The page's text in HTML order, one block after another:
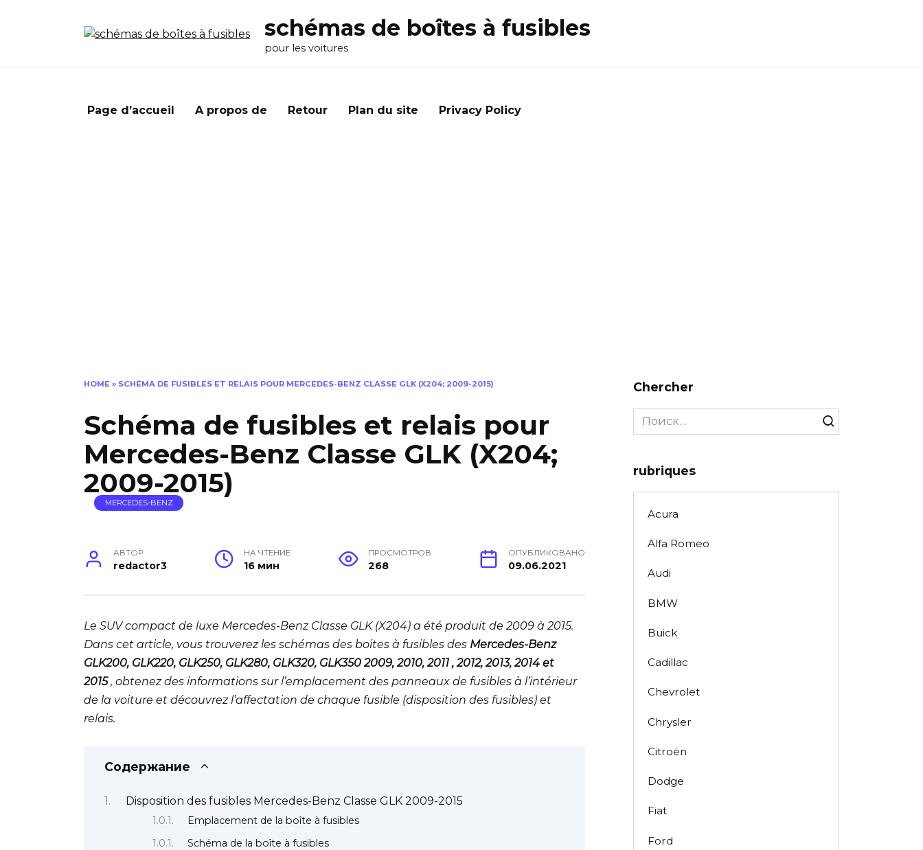
schémas de boîtes à fusibles
pour les voitures
Page d’accueil A propos de Retour Plan du site Privacy Policy
HOME » SCHÉMA DE FUSIBLES ET RELAIS POUR MERCEDES-BENZ CLASSE GLK (X204; 2009-2015)
Schéma de fusibles et relais pour
Mercedes-Benz Classe GLK (X204;
2009-2015)
MERCEDES-BENZ
АВТОР
redactor3
НА ЧТЕНИЕ
16 мин
ПРОСМОТРОВ
268
ОПУБЛИКОВАНО
09.06.2021
Le SUV compact de luxe Mercedes-Benz Classe GLK (X204) a été produit de 2009 à 2015.
Dans cet article, vous trouverez les schémas des boites à fusibles des Mercedes-Benz
GLK200, GLK220, GLK250, GLK280, GLK320, GLK350 2009, 2010, 2011 , 2012, 2013, 2014 et
2015, obtenez des informations sur l’emplacement des panneaux de fusibles à l’intérieur
de la voiture et découvrez l’affectation de chaque fusible (disposition des fusibles) et
relais.
Содержание
Disposition des fusibles Mercedes-Benz Classe GLK 2009-2015
Emplacement de la boîte à fusibles
Schéma de la boîte à fusibles
Chercher
Search
for:
rubriques
Acura
Alfa Romeo
Audi
BMW
Buick
Cadillac
Chevrolet
Chrysler
Citroën
Dodge
Fiat
Ford